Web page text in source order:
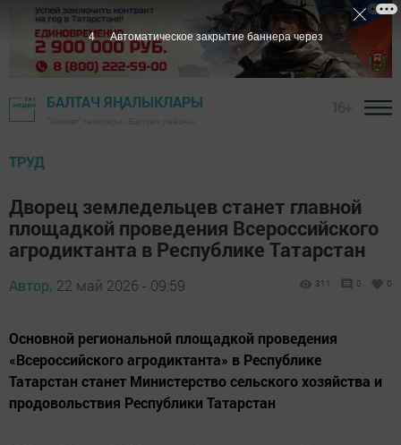
БАЛТАЧ ЯҢАЛЫКЛАРЫ
ТРУД
Дворец земледельцев станет главной
площадкой проведения Всероссийского
агродиктанта в Республике Татарстан
Автор, 22 май 2026 - 09:59 311 0 0
Основной региональной площадкой проведения
«Всероссийского агродиктанта» в Республике
Татарстан станет Министерство сельского хозяйства и
продовольствия Республики Татарстан
4 Автоматическое закрытие баннера через